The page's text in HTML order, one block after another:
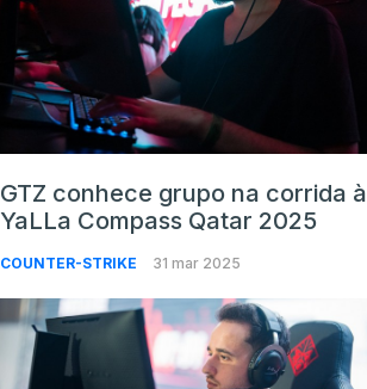
GTZ conhece grupo na corrida à
YaLLa Compass Qatar 2025
COUNTER-STRIKE 31 mar 2025